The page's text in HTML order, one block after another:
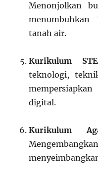
Menonjolkan
tanah air.
Kurikulum
teknologi,
digital.
Kurikulum